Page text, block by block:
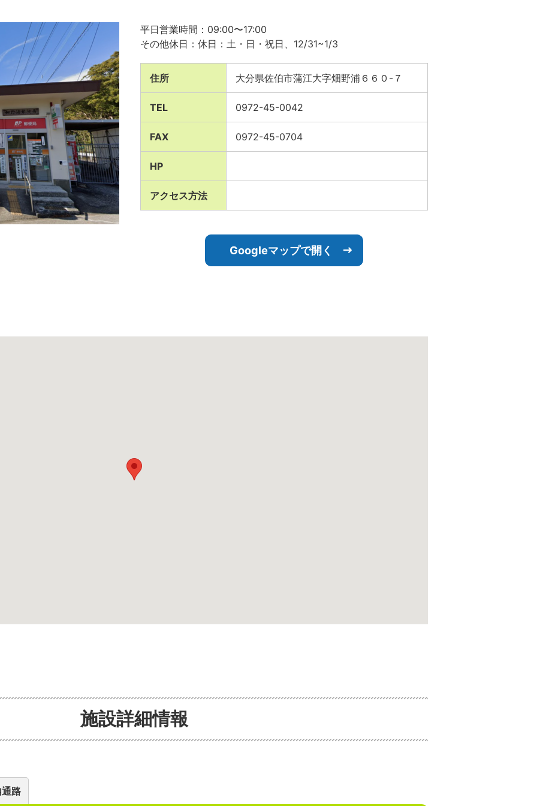
平日営業時間：09:00〜17:00
その他休日：休日：土・日・祝日、12/31~1/3
住所 大分県佐伯市蒲江大字畑野浦６６０-７
TEL 0972-45-0042
FAX 0972-45-0704
HP
アクセス方法
Googleマップで開く
施設詳細情報
路